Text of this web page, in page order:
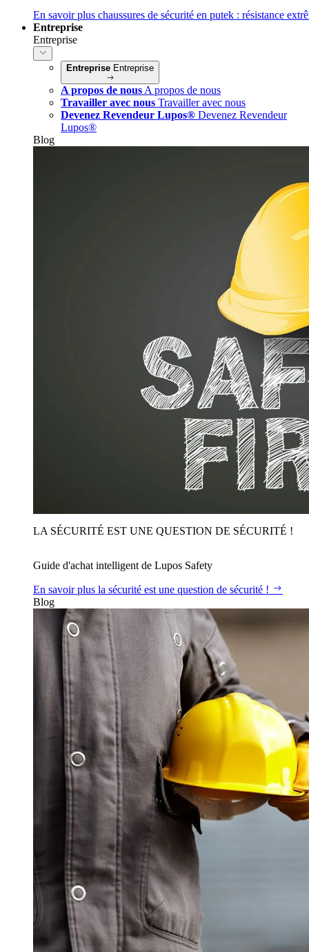
En savoir plus chaussures de sécurité en putek : résistance
Entreprise
Entreprise
Entreprise Entreprise
A propos de nous A propos de nous
Travailler avec nous Travailler avec nous
Devenez Revendeur Lupos® Devenez Revendeur
Lupos®
Blog
LA SÉCURITÉ EST UNE QUESTION DE SÉCURITÉ !
Guide d'achat intelligent de Lupos Safety
En savoir plus la sécurité est une question de sécurité !
Blog